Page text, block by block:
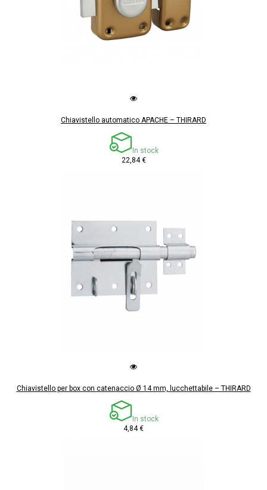
Chiavistello automatico APACHE – THIRARD
In stock
22,84 €
Chiavistello per box con catenaccio Ø 14 mm, lucchettabile – THIRARD
In stock
4,84 €